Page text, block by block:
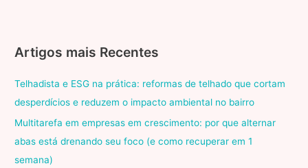
Artigos mais Recentes
Telhadista e ESG na prática: reformas de telhado que cortam
desperdícios e reduzem o impacto ambiental no bairro
Multitarefa em empresas em crescimento: por que alternar
abas está drenando seu foco (e como recuperar em 1
semana)